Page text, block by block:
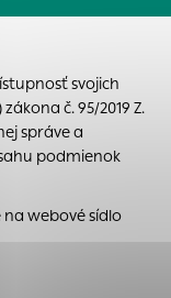
svojich
č. 95/2019 Z.
správe a
podmienok
webové sídlo
sa uložila Vaša
povoliť
nevyhnutné a
tým, že
na stránke a
stránky. Bez
fungovať.